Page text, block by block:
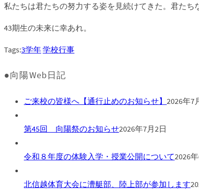
私たちは君たちの努力する姿を見続けてきた。君たち
43期生の未来に幸あれ。
Tags:3学年学校行事
●向陽Web日記
ご来校の皆様へ【通行止めのお知らせ】 2026年7
第45回 向陽祭のお知らせ2026年7月2日
令和８年度の体験入学・授業公開について2026
北信越体育大会に漕艇部、陸上部が参加します